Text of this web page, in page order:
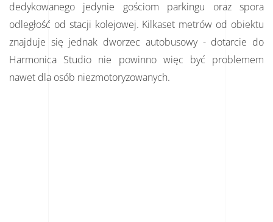
dedykowanego jedynie gościom parkingu oraz spora
odległość od stacji kolejowej. Kilkaset metrów od obiektu
znajduje się jednak dworzec autobusowy - dotarcie do
Harmonica Studio nie powinno więc być problemem
nawet dla osób niezmotoryzowanych.